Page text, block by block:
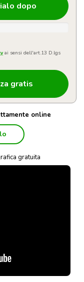
dopo
ai sensi dell'art.13 D.lgs
online
gratuita